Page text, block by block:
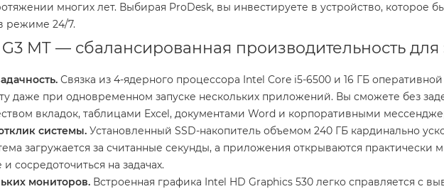
многих лет. Выбирая ProDesk, вы инвестируете в устройство, которое
режиме 24/7.
MT — сбалансированная производительность
Связка из 4-ядерного процессора Intel Core i5-6500 и 16 ГБ
даже при одновременном запуске нескольких приложений. Вы сможете без
вкладок, таблицами Excel, документами Word и корпоративными
системы. Установленный SSD-накопитель объемом 240 ГБ кардинально
загружается за считанные секунды, а приложения открываются практически
сосредоточиться на задачах.
мониторов. Встроенная графика Intel HD Graphics 530 легко справляется с